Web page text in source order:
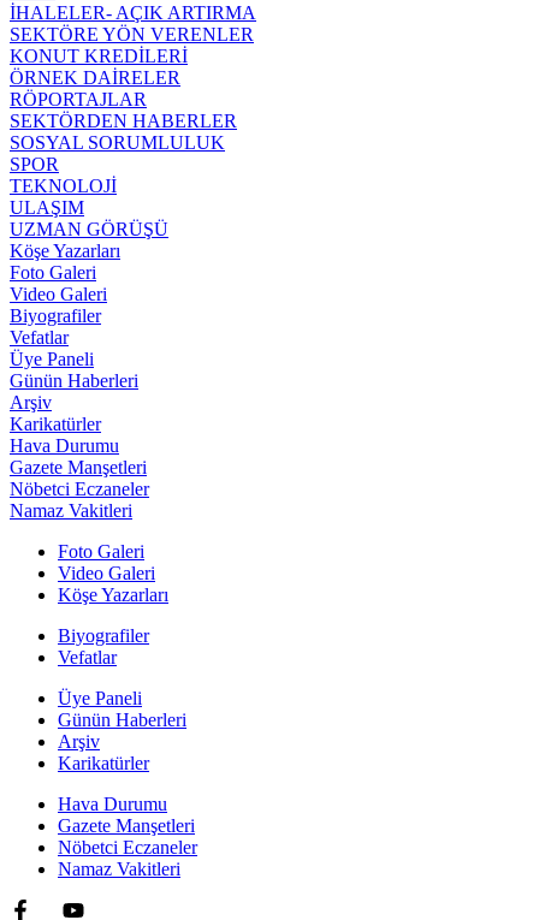
İHALELER- AÇIK ARTIRMA
SEKTÖRE YÖN VERENLER
KONUT KREDİLERİ
ÖRNEK DAİRELER
RÖPORTAJLAR
SEKTÖRDEN HABERLER
SOSYAL SORUMLULUK
SPOR
TEKNOLOJİ
ULAŞIM
UZMAN GÖRÜŞÜ
Köşe Yazarları
Foto Galeri
Video Galeri
Biyografiler
Vefatlar
Üye Paneli
Günün Haberleri
Arşiv
Karikatürler
Hava Durumu
Gazete Manşetleri
Nöbetci Eczaneler
Namaz Vakitleri
Foto Galeri
Video Galeri
Köşe Yazarları
Biyografiler
Vefatlar
Üye Paneli
Günün Haberleri
Arşiv
Karikatürler
Hava Durumu
Gazete Manşetleri
Nöbetci Eczaneler
Namaz Vakitleri